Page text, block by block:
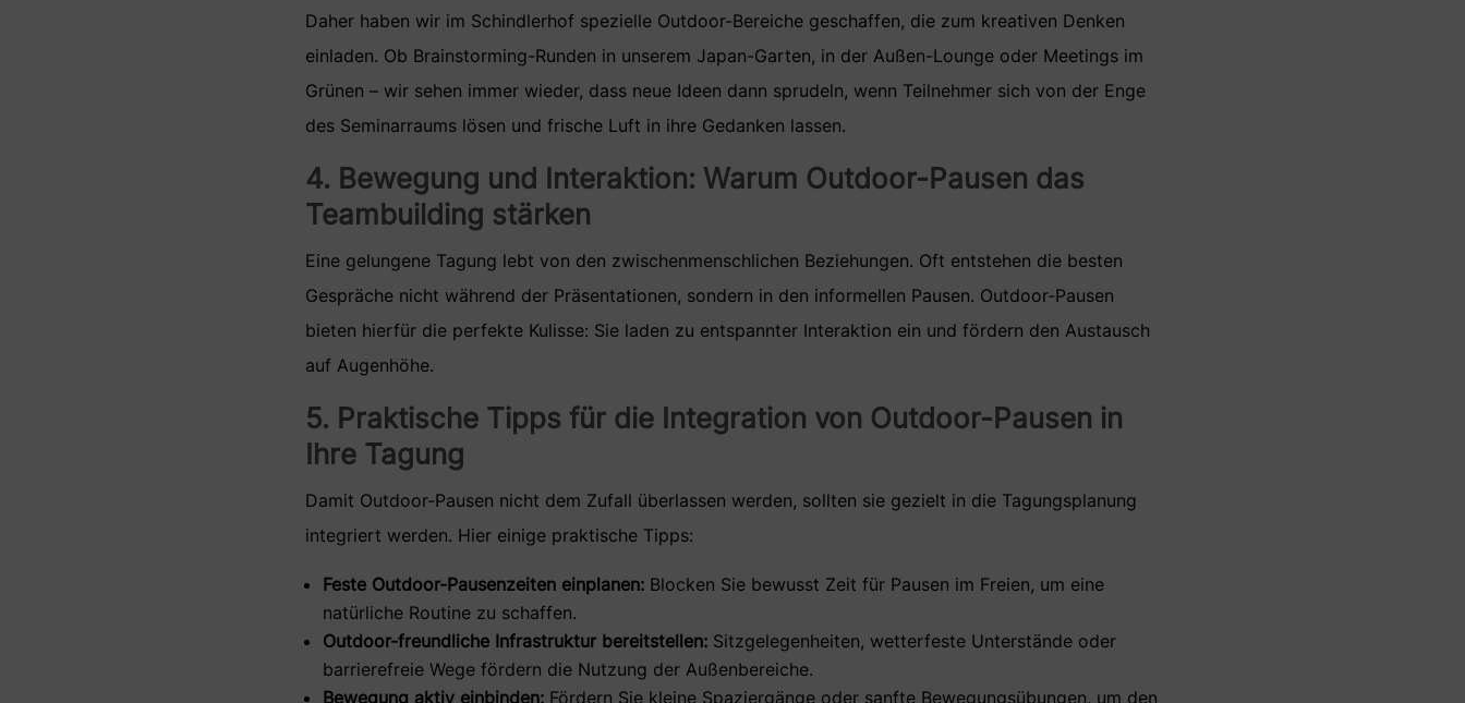
Daher haben wir im Schindlerhof spezielle Outdoor-Bereiche geschaffen, die zum kreativen Denken
einladen. Ob Brainstorming-Runden in unserem Japan-Garten, in der Außen-Lounge oder Meetings im
Grünen – wir sehen immer wieder, dass neue Ideen dann sprudeln, wenn Teilnehmer sich von der Enge
des Seminarraums lösen und frische Luft in ihre Gedanken lassen.
4. Bewegung und Interaktion: Warum Outdoor-Pausen das
Teambuilding stärken
Eine gelungene Tagung lebt von den zwischenmenschlichen Beziehungen. Oft entstehen die besten
Gespräche nicht während der Präsentationen, sondern in den informellen Pausen. Outdoor-Pausen
bieten hierfür die perfekte Kulisse: Sie laden zu entspannter Interaktion ein und fördern den Austausch
auf Augenhöhe.
5. Praktische Tipps für die Integration von Outdoor-Pausen in
Ihre Tagung
Damit Outdoor-Pausen nicht dem Zufall überlassen werden, sollten sie gezielt in die Tagungsplanung
integriert werden. Hier einige praktische Tipps:
Feste Outdoor-Pausenzeiten einplanen: Blocken Sie bewusst Zeit für Pausen im Freien, um eine
natürliche Routine zu schaffen.
Outdoor-freundliche Infrastruktur bereitstellen: Sitzgelegenheiten, wetterfeste Unterstände oder
barrierefreie Wege fördern die Nutzung der Außenbereiche.
Bewegung aktiv einbinden: Fördern Sie kleine Spaziergänge oder sanfte Bewegungsübungen, um den